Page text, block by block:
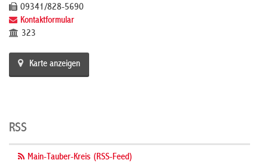
09341/828-5690
Kontaktformular
323
Karte anzeigen
RSS
Main-Tauber-Kreis (RSS-Feed)